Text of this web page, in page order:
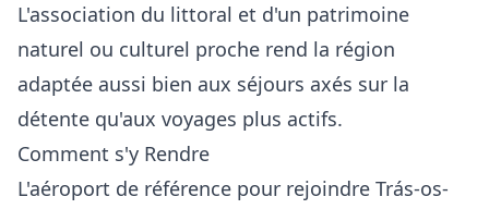
L'association du littoral et d'un patrimoine
naturel ou culturel proche rend la région
adaptée aussi bien aux séjours axés sur la
détente qu'aux voyages plus actifs.
Comment s'y Rendre
L'aéroport de référence pour rejoindre Trás-os-